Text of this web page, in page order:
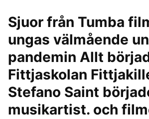
Sjuor från Tumba
ungas välmående
pandemin Allt
Fittjaskolan
Stefano Saint
musikartist. och